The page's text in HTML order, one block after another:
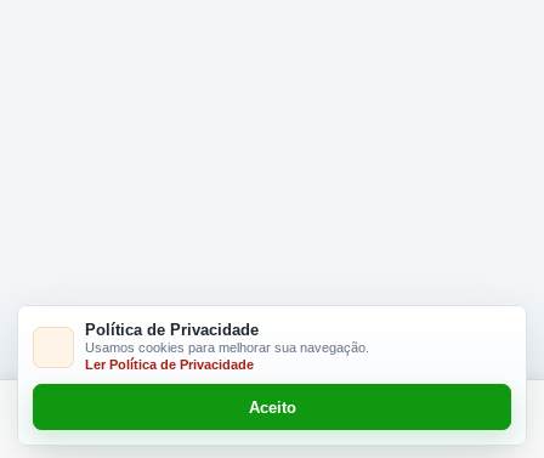
Adicionar R$ 16.90
Política de Privacidade
Usamos cookies para melhorar sua navegação.
Ler Política de Privacidade
Aceito